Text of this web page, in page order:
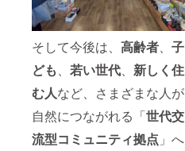
そして今後は、 高齢者、 子
ども、 若い世代、 新しく住
む人など、さまざまな人が
自然につながれる「世代交
流型コミュニティ拠点 」へ